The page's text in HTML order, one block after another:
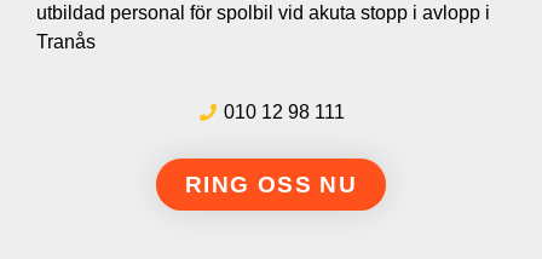
utbildad personal för spolbil vid akuta stopp i avlopp i
Tranås
010 12 98 111
RING OSS NU